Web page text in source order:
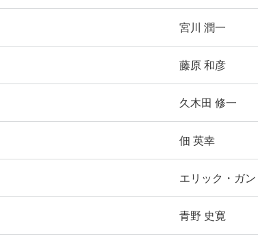
宮川 潤一
藤原 和彦
久木田 修一
佃 英幸
エリック・ガン
青野 史寛